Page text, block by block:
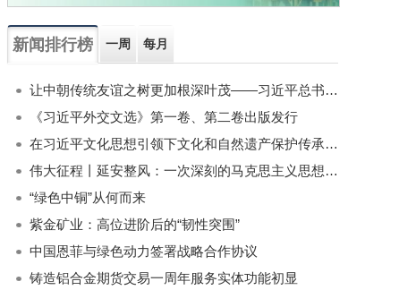
新闻排行榜 一周 每月
让中朝传统友谊之树更加根深叶茂——习近平总书记对朝鲜进行国事访问纪实
《习近平外交文选》第一卷、第二卷出版发行
在习近平文化思想引领下文化和自然遗产保护传承利用工作开创新局面
伟大征程丨延安整风：一次深刻的马克思主义思想教育运动
“绿色中铜”从何而来
紫金矿业：高位进阶后的“韧性突围”
中国恩菲与绿色动力签署战略合作协议
铸造铝合金期货交易一周年服务实体功能初显